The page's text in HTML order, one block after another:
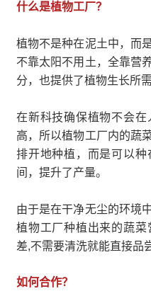
什么是植物工厂？
植物不是种在泥土中，而
不靠太阳不用土，全靠营
分，也提供了植物生长所
在新科技确保植物不会
高，所以植物工厂内的蔬
排开地种植，而是可以
间，提升了产量。
由于是在干净无尘的环境
植物工厂种植出来的蔬
差,不需要清洗就能直接品
如何合作？